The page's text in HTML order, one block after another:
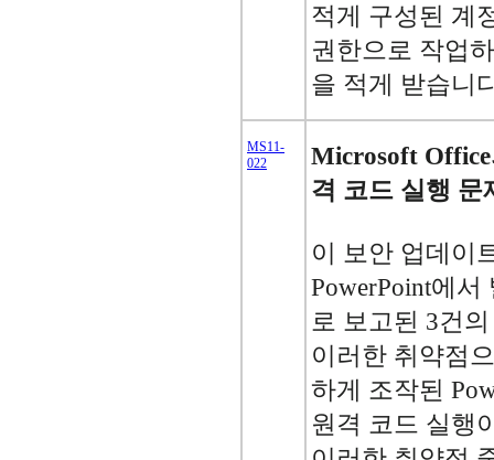
적게 구성된 계
권한으로 작업
을 적게 받습니
MS11-
022
Microsoft
격 코드 실행 문
이 보안 업데이
PowerPoint에
로 보고된 3건
이러한 취약점
하게 조작된
원격 코드 실행